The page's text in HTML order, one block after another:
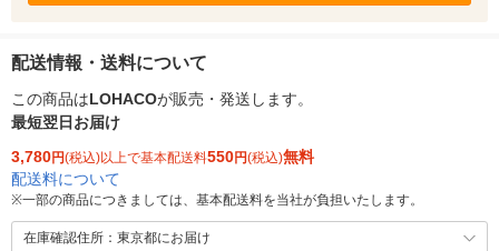
配送情報・送料について
この商品はLOHACOが販売・発送します。
最短翌日お届け
3,780円(税込)以上で基本配送料550円(税込)無料
配送料について
※一部の商品につきましては、基本配送料を当社が負担いたします。
在庫確認住所：東京都にお届け